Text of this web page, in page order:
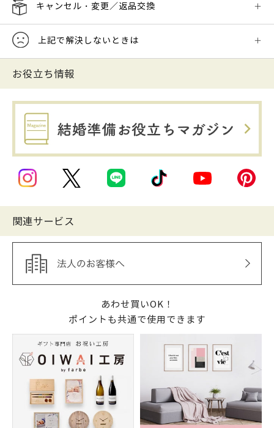
キャンセル・変更／返品交換
上記で解決しないときは
お役立ち情報
関連サービス
あわせ買いOK！
ポイントも共通で使用できます